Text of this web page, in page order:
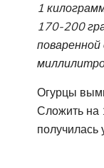
1
170-200
поваренной
Огурцы
Сложить на
получилась